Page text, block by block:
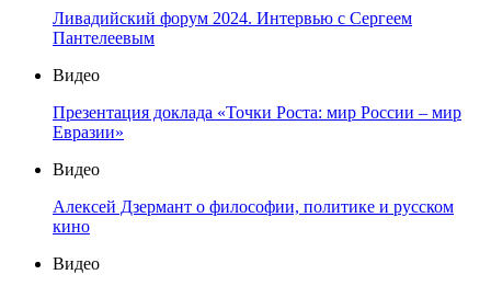
Ливадийский форум 2024. Интервью с Сергеем
Пантелеевым
Видео
Презентация доклада «Точки Роста: мир России – мир
Евразии»
Видео
Алексей Дзермант о философии, политике и русском
кино
Видео